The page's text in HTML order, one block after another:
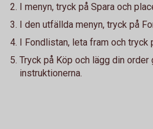
I menyn, tryck på Spara och
I den utfällda menyn, tryck på
I Fondlistan, leta fram och tryck
Tryck på Köp och lägg din
instruktionerna.